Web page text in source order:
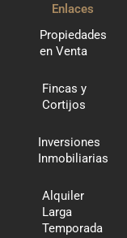
Enlaces
Propiedades
en Venta
Fincas y
Cortijos
Inversiones
Inmobiliarias
Alquiler
Larga
Temporada